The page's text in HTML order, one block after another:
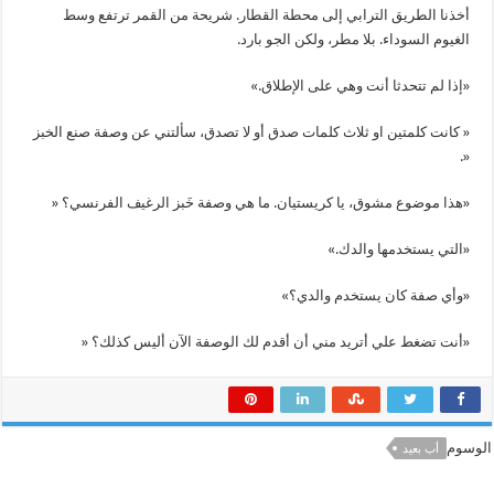
أخذنا الطريق الترابي إلى محطة القطار. شريحة من القمر ترتفع وسط
الغيوم السوداء. بلا مطر، ولكن الجو بارد.
«إذا لم تتحدثا أنت وهي على الإطلاق.»
« كانت كلمتين او ثلاث كلمات صدق أو لا تصدق، سألتني عن وصفة صنع الخبز
«.
«هذا موضوع مشوق، يا كريستيان. ما هي وصفة خَبز الرغيف الفرنسي؟ «
«التي يستخدمها والدك.»
«وأي صفة كان يستخدم والدي؟»
«أنت تضغط علي أتريد مني أن أقدم لك الوصفة الآن أليس كذلك؟ «
الوسوم أب بعيد